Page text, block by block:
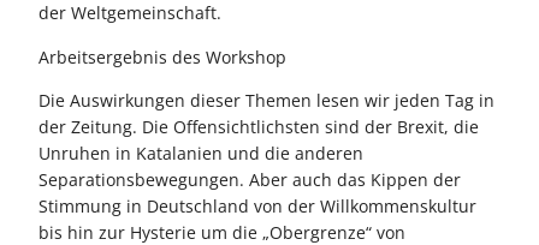
der Weltgemeinschaft.
Arbeitsergebnis des Workshop
Die Auswirkungen dieser Themen lesen wir jeden Tag in
der Zeitung. Die Offensichtlichsten sind der Brexit, die
Unruhen in Katalanien und die anderen
Separationsbewegungen. Aber auch das Kippen der
Stimmung in Deutschland von der Willkommenskultur
bis hin zur Hysterie um die „Obergrenze“ von